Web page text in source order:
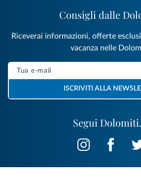
Segui
Consigli dalle
Riceverai informazioni, offerte
vacanza nelle
ISCRIVITI ALLA